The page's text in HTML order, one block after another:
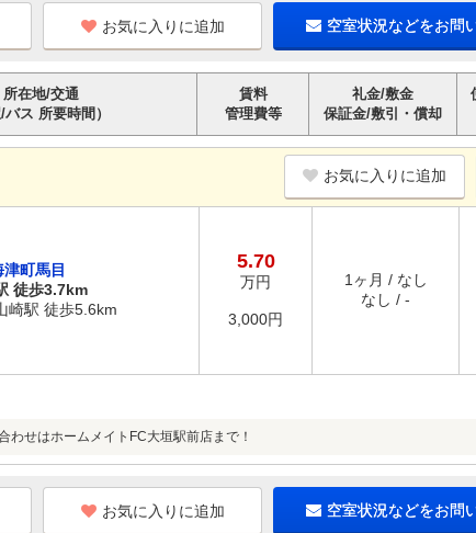
お気に入りに追加 空室状況などをお問
所在地/交通
/バス 所要時間）
賃料
管理費等
礼金/敷金
保証金/敷引・償却
お気に入りに追加
町馬目
徒歩3.7km
崎駅 徒歩5.6km
5.70
万円
3,000円
1ヶ月 / なし
なし / -
わせはホームメイトFC大垣駅前店まで！
お気に入りに追加 空室状況などをお問